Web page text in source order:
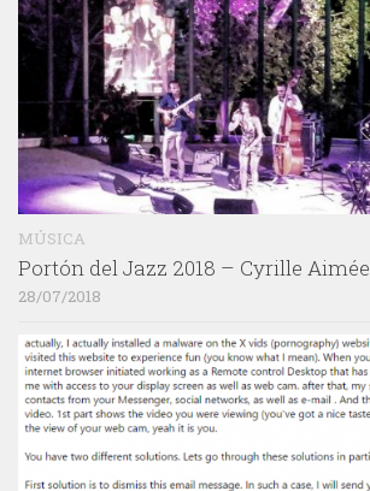
MÚSICA
Portón del Jazz 2018 – Cyrille Aimée
28/07/2018